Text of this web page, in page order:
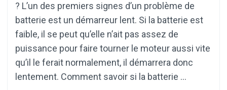
? L’un des premiers signes d’un problème de
batterie est un démarreur lent. Si la batterie est
faible, il se peut qu’elle n’ait pas assez de
puissance pour faire tourner le moteur aussi vite
qu’il le ferait normalement, il démarrera donc
lentement. Comment savoir si la batterie …